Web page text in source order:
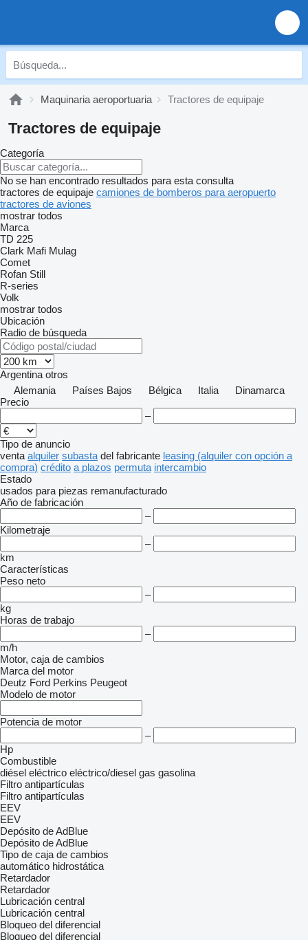
Maquinaria aeroportuaria Tractores de equipaje
Tractores de equipaje
Categoría
No se han encontrado resultados para esta consulta
tractores de equipaje camiones de bomberos para aeropuerto
tractores de aviones
mostrar todos
Marca
TD 225
Clark Mafi Mulag
Comet
Rofan Still
R-series
Volk
mostrar todos
Ubicación
Radio de búsqueda
Argentina otros
Alemania
Países Bajos Bélgica Italia
Dinamarca
Precio
–
Tipo de anuncio
venta alquiler subasta del fabricante leasing (alquiler con opción a
compra) crédito a plazos permuta intercambio
Estado
usados para piezas remanufacturado
Año de fabricación
–
Kilometraje
–
km
Características
Peso neto
–
kg
Horas de trabajo
–
m/h
Motor, caja de cambios
Marca del motor
Deutz Ford Perkins Peugeot
Modelo de motor
Potencia de motor
–
Hp
Combustible
diésel eléctrico eléctrico/diesel gas gasolina
Filtro antipartículas
Filtro antipartículas
EEV
EEV
Depósito de AdBlue
Depósito de AdBlue
Tipo de caja de cambios
automático hidrostática
Retardador
Retardador
Lubricación central
Lubricación central
Bloqueo del diferencial
Bloqueo del diferencial